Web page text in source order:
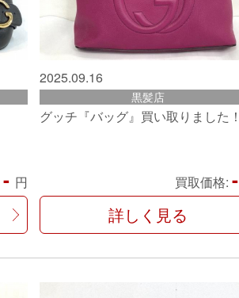
- 円
2025.09.16
黒髪店
グッチ『バッグ』買い取りました
買取価格: -
詳しく見る